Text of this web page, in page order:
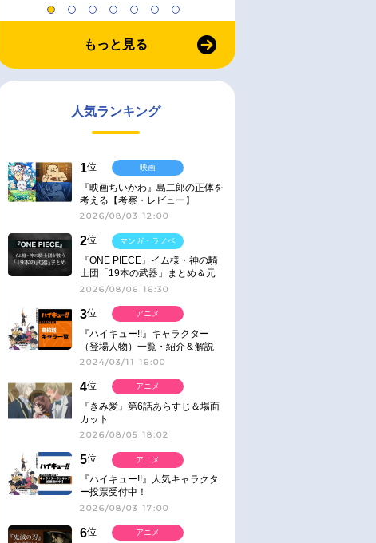
もっと見る
人気ランキング
1位
『映画ちいかわ』島二郎の正体を
考える【考察・レビュー】
2026/08/03 12:00
映画
2位
『ONE PIECE』イム様・神の騎
士団「19本の武器」まとめ＆元
ネタ
2026/08/06 16:30
マンガ・ラノベ
3位
『ハイキュー!!』キャラクター
（登場人物）一覧・紹介＆解説
2024/03/11 16:00
アニメ
4位
『きみ愛』第6話あらすじ＆場面
カット
2026/08/05 18:02
アニメ
5位
『ハイキュー!!』人気キャラクタ
ー投票受付中！
2026/08/03 17:00
アニメ
6位
アニメ